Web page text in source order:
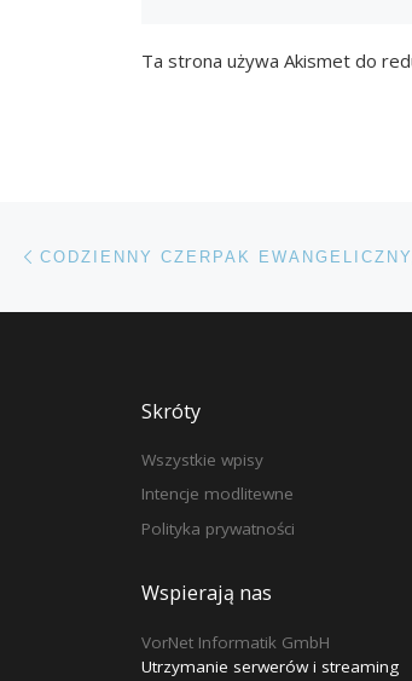
Ta strona używa Akismet do
Przeglądanie Wpisów
CODZIENNY CZERPAK
Skróty
Wszystkie wpisy
Intencje modlitewne
Polityka prywatności
Wspierają nas
VorNet Informatik GmbH
Utrzymanie serwerów i streaming